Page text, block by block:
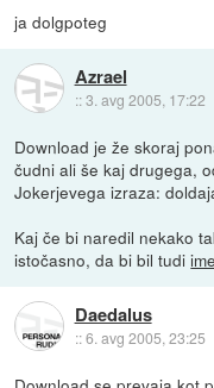
ja dolgpoteg
Azrael
::3. avg 2005, 17:22
Download je že skoraj
čudni ali še kaj drugega,
Jokerjevega izraza:
Kaj če bi naredil nekako
istočasno, da bi bil tudi
Daedalus
::6. avg 2005, 23:25